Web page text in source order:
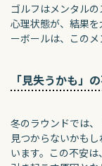
ゴルフはメンタル
心理状態が、結果
ーボールは、このメ
「見失うかも」
冬のラウンドでは
見つからないかも
います。この不安